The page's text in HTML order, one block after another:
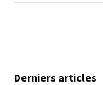
Derniers articles